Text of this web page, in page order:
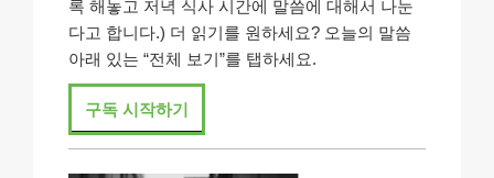
록 해놓고 저녁 식사 시간에 말씀에 대해서 나눈
다고 합니다.) 더 읽기를 원하세요? 오늘의 말씀
아래 있는 “전체 보기”를 탭하세요.
구독 시작하기